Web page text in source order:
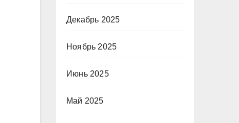
Декабрь 2025
Ноябрь 2025
Июнь 2025
Май 2025